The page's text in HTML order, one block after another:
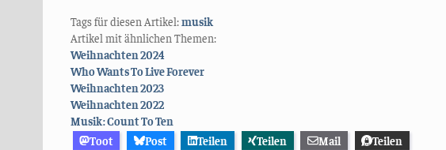
Tags für diesen Artikel:musik
Artikel mit ähnlichen Themen:
Weihnachten 2024
Who Wants To Live Forever
Weihnachten 2023
Weihnachten 2022
Musik: Count To Ten
Toot
Post Teilen Teilen Mail Teilen